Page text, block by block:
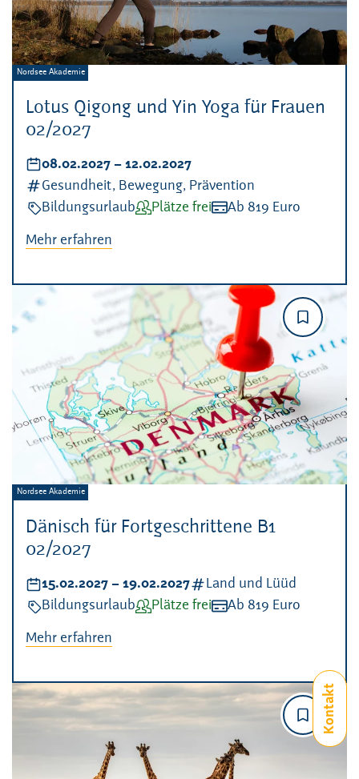
Lotus Qigong und Yin Yoga für Frauen
02/2027
Veranstalter:
Nordsee Akademie
Datum:
08.02.2027 – bis
12.02.2027
Kategorien:
Gesundheit, Bewegung, Prävention
Veranstaltungsart:
BildungsurlaubVerfügbarkeit:
Plätze freiKosten:
Ab 819 Euro
Mehr erfahren
Dänisch für Fortgeschrittene B1
02/2027
Veranstalter:
Nordsee Akademie
Datum:
15.02.2027 – bis
19.02.2027Kategorien:
Land und Lüüd
Veranstaltungsart:
BildungsurlaubVerfügbarkeit:
Plätze freiKosten:
Ab 819 Euro
Mehr erfahren